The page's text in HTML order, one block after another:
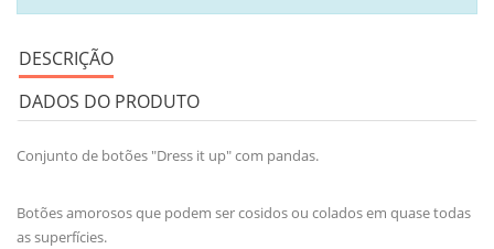
DESCRIÇÃO
DADOS DO PRODUTO
Conjunto de botões "Dress it up" com pandas.
Botões amorosos que podem ser cosidos ou colados em quase todas
as superfícies.